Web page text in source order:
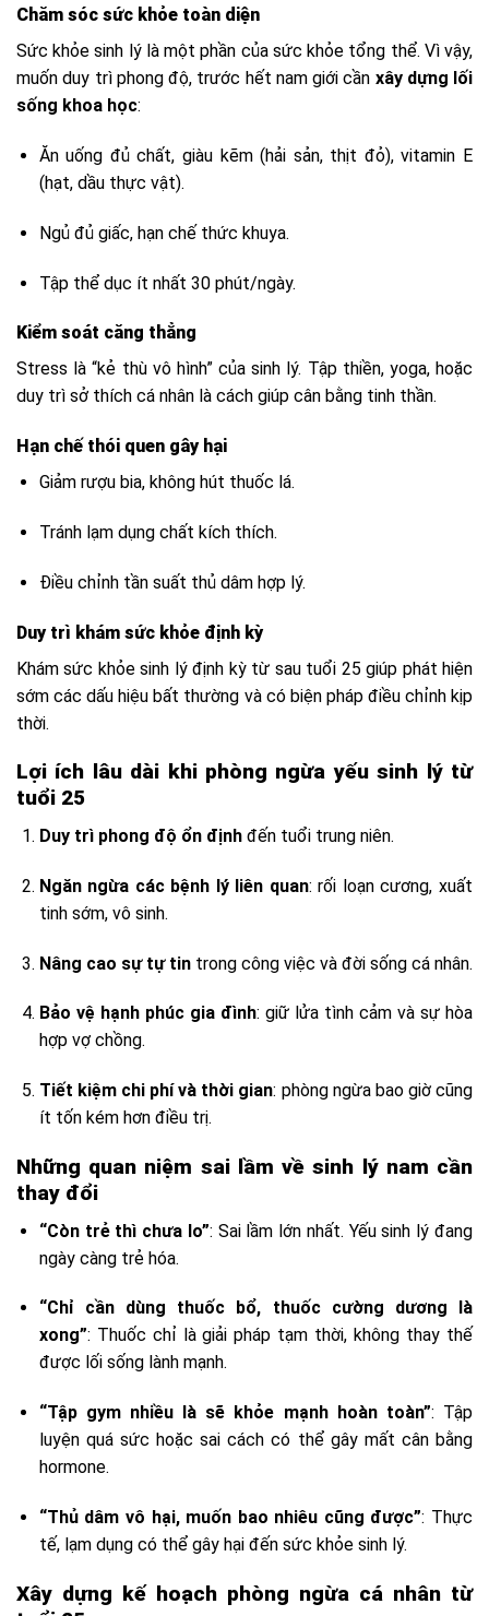
Chăm sóc sức khỏe toàn diện
Sức khỏe sinh lý là một phần của sức khỏe tổng thể. Vì vậy,
muốn duy trì phong độ, trước hết nam giới cần xây dựng lối
sống khoa học:
Ăn uống đủ chất, giàu kẽm (hải sản, thịt đỏ), vitamin E
(hạt, dầu thực vật).
Ngủ đủ giấc, hạn chế thức khuya.
Tập thể dục ít nhất 30 phút/ngày.
Kiểm soát căng thẳng
Stress là “kẻ thù vô hình” của sinh lý. Tập thiền, yoga, hoặc
duy trì sở thích cá nhân là cách giúp cân bằng tinh thần.
Hạn chế thói quen gây hại
Giảm rượu bia, không hút thuốc lá.
Tránh lạm dụng chất kích thích.
Điều chỉnh tần suất thủ dâm hợp lý.
Duy trì khám sức khỏe định kỳ
Khám sức khỏe sinh lý định kỳ từ sau tuổi 25 giúp phát hiện
sớm các dấu hiệu bất thường và có biện pháp điều chỉnh kịp
thời.
Lợi ích lâu dài khi phòng ngừa yếu sinh lý từ
tuổi 25
Duy trì phong độ ổn địnhđến tuổi trung niên.
Ngăn ngừa các bệnh lý liên quan: rối loạn cương, xuất
tinh sớm, vô sinh.
Nâng cao sự tự tintrong công việc và đời sống cá nhân.
Bảo vệ hạnh phúc gia đình: giữ lửa tình cảm và sự hòa
hợp vợ chồng.
Tiết kiệm chi phí và thời gian: phòng ngừa bao giờ cũng
ít tốn kém hơn điều trị.
Những quan niệm sai lầm về sinh lý nam cần
thay đổi
“Còn trẻ thì chưa lo”: Sai lầm lớn nhất. Yếu sinh lý đang
ngày càng trẻ hóa.
“Chỉ cần dùng thuốc bổ, thuốc cường dương là
xong”: Thuốc chỉ là giải pháp tạm thời, không thay thế
được lối sống lành mạnh.
“Tập gym nhiều là sẽ khỏe mạnh hoàn toàn”: Tập
luyện quá sức hoặc sai cách có thể gây mất cân bằng
hormone.
“Thủ dâm vô hại, muốn bao nhiêu cũng được”: Thực
tế, lạm dụng có thể gây hại đến sức khỏe sinh lý.
Xây dựng kế hoạch phòng ngừa cá nhân từ